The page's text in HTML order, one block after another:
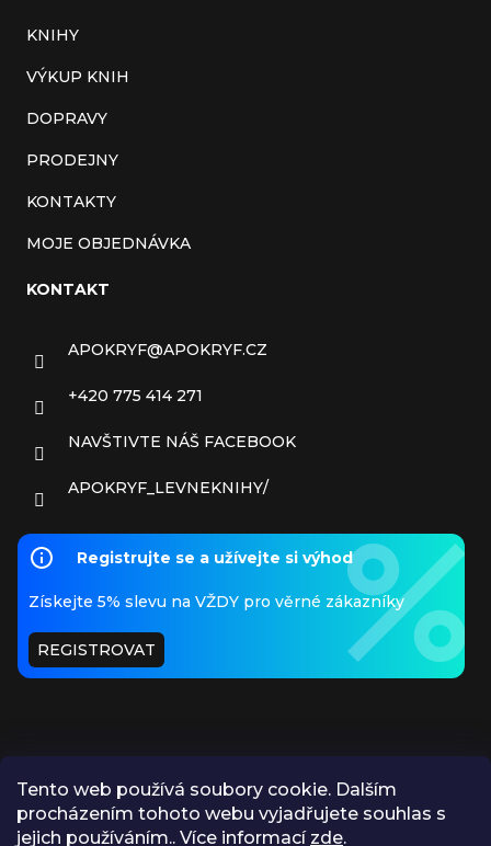
Tento web používá soubory cookie. Dalším
procházením tohoto webu vyjadřujete souhlas s
jejich používáním.. Více informací zde.
KNIHY
VÝKUP KNIH
DOPRAVY
PRODEJNY
KONTAKTY
MOJE OBJEDNÁVKA
KONTAKT
APOKRYF@APOKRYF.CZ
+420 775 414 271
NAVŠTIVTE NÁŠ FACEBOOK
APOKRYF_LEVNEKNIHY/
Registrujte se a užívejte si výhod
Získejte 5% slevu na VŽDY pro věrné zákazníky
REGISTROVAT
PŘIJÍMÁME ONLINE PLATBY